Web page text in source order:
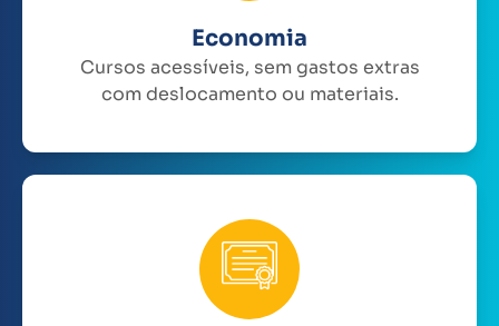
Economia
Cursos acessíveis, sem gastos extras
com deslocamento ou materiais.